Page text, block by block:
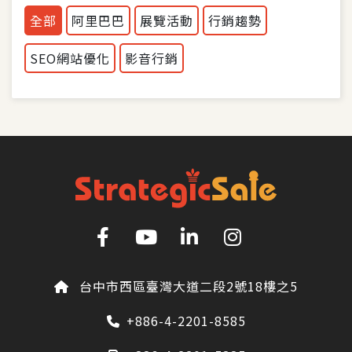
全部 阿里巴巴 展覽活動
行銷趨勢
SEO網站優化
影音行銷
台中市西區臺灣大道二段2號18樓之5
+886-4-2201-8585